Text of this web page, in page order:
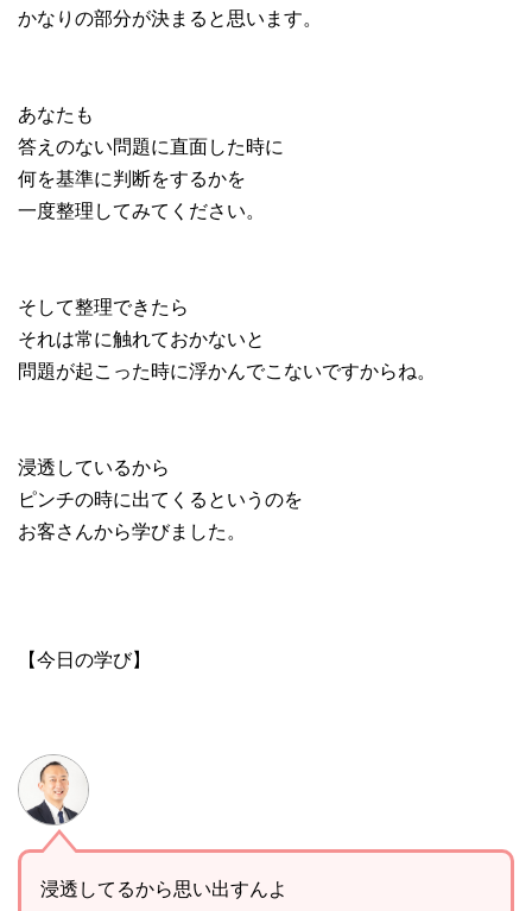
かなりの部分が決まると思います。
あなたも
答えのない問題に直面した時に
何を基準に判断をするかを
一度整理してみてください。
そして整理できたら
それは常に触れておかないと
問題が起こった時に浮かんでこないですからね。
浸透しているから
ピンチの時に出てくるというのを
お客さんから学びました。
【今日の学び】
浸透してるから思い出すんよ